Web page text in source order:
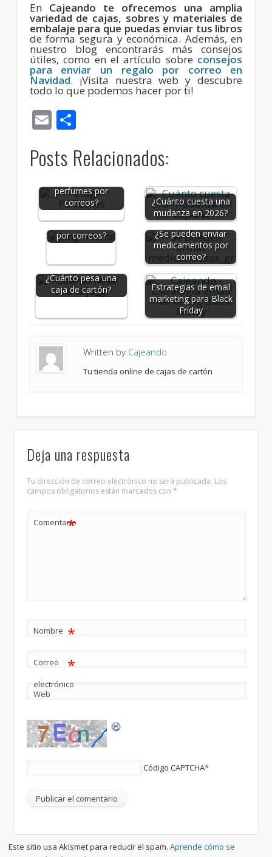
En Cajeando te ofrecemos una amplia
variedad de cajas, sobres y materiales de
embalaje para que puedas enviar tus libros
de forma segura y económica. Además, en
nuestro blog encontrarás más consejos
útiles, como en el artículo sobre consejos
para enviar un regalo por correo en
Navidad. ¡Visita nuestra web y descubre
todo lo que podemos hacer por ti!
EmailCompartir
Posts Relacionados:
perfumes por
correos?
¿Cuánto cuesta una
mudanza en 2026?
¿Se puede
enviar alcohol
por correos?
¿Se pueden enviar
medicamentos por
correo?
¿Cuánto pesa una
caja de cartón?
Estrategias de email
marketing para Black
Friday
Written by Cajeando
Tu tienda online de cajas de cartón
Deja una respuesta
Tu dirección de correo electrónico no será publicada. Los
campos obligatorios están marcados con*
Comentario
*
Nombre *
Correo
electrónico
*
Web
Código CAPTCHA*
Este sitio usa Akismet para reducir el spam.Aprende cómo se